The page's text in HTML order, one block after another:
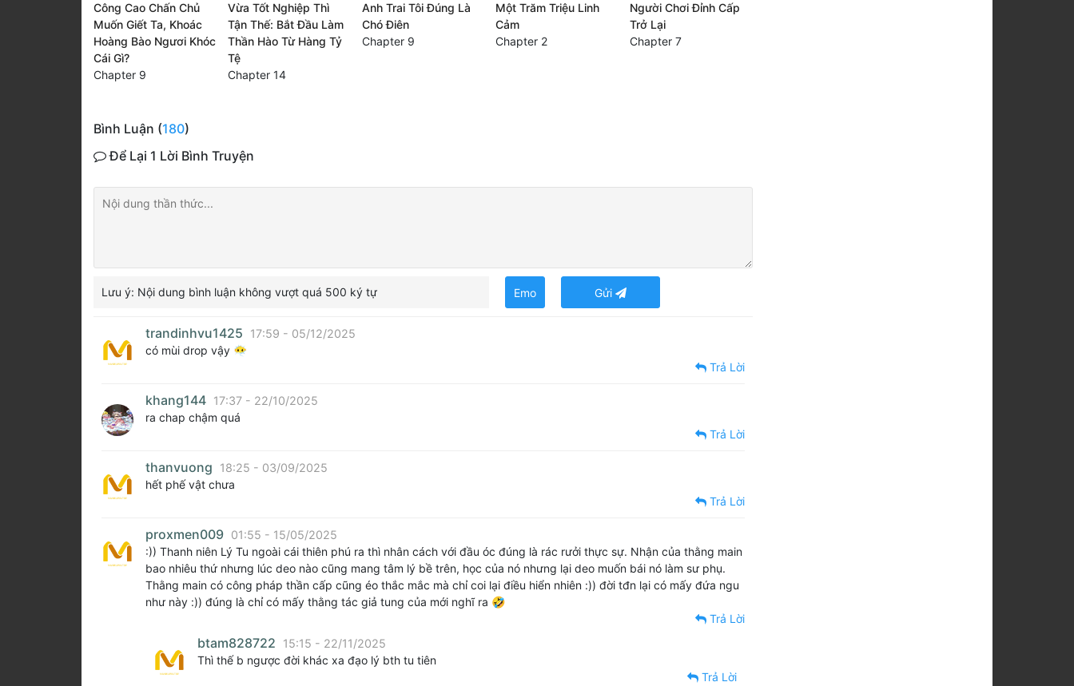
Công Cao Chấn Chủ
Muốn Giết Ta, Khoác
Hoàng Bào Ngươi Khóc
Cái Gì?
Chapter 9
Vừa Tốt Nghiệp Thì
Tận Thế: Bắt Đầu Làm
Thần Hào Từ Hàng Tỷ
Tệ
Chapter 14
Anh Trai Tôi Đúng Là
Chó Điên
Chapter 9
Một Trăm Triệu Linh
Cảm
Chapter 2
Người Chơi Đỉnh Cấp
Trở Lại
Chapter 7
Bình Luận (180)
Để Lại 1 Lời Bình Truyện
Lưu ý: Nội dung bình luận không vượt quá 500 ký tự Emo Gửi
trandinhvu1425
17:59 - 05/12/2025
có mùi drop vậy 😶‍🌫️
Trả Lời
khang144 17:37 - 22/10/2025
ra chap chậm quá
Trả Lời
thanvuong
18:25 - 03/09/2025
hết phế vật chưa
Trả Lời
proxmen009 01:55 - 15/05/2025
:)) Thanh niên Lý Tu ngoài cái thiên phú ra thì nhân cách với đầu óc đúng là rác rưởi thực sự. Nhận của thằng main
bao nhiêu thứ nhưng lúc deo nào cũng mang tâm lý bề trên, học của nó nhưng lại deo muốn bái nó làm sư phụ.
Thằng main có công pháp thần cấp cũng éo thắc mắc mà chỉ coi lại điều hiển nhiên :)) đời tđn lại có mấy đứa ngu
như này :)) đúng là chỉ có mấy thằng tác giả tung của mới nghĩ ra 🤣
Trả Lời
btam828722
15:15 - 22/11/2025
Thì thế b ngược đời khác xa đạo lý bth tu tiên
Trả Lời